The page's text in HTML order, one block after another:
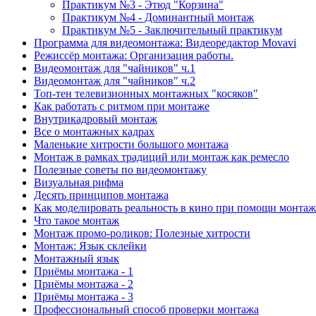
Практикум №3 - Этюд "Корзина"
Практикум №4 - Доминантный монтаж
Практикум №5 - Заключительный практикум
Программа для видеомонтажа: Видеоредактор Movavi
Режиссёр монтажа: Организация работы.
Видеомонтаж для "чайников" ч.1
Видеомонтаж для "чайников" ч.2
Топ-тен телевизионных монтажных "косяков"
Как работать с ритмом при монтаже
Внутрикадровый монтаж
Все о монтажных кадрах
Маленькие хитрости большого монтажа
Монтаж в рамках традиций или монтаж как ремесло
Полезные советы по видеомонтажу
Визуальная рифма
Десять принципов монтажа
Как моделировать реальность в кино при помощи
Что такое монтаж
Монтаж промо-роликов: Полезные хитрости
Монтаж: Язык склейки
Монтажный язык
Приёмы монтажа - 1
Приёмы монтажа - 2
Приёмы монтажа - 3
Профессиональный способ проверки монтажа